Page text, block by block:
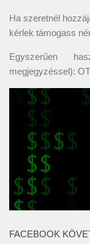
Ha szeretnél
kérlek támogass
Egyszerűen
megjegyzéssel):
FACEBOOK